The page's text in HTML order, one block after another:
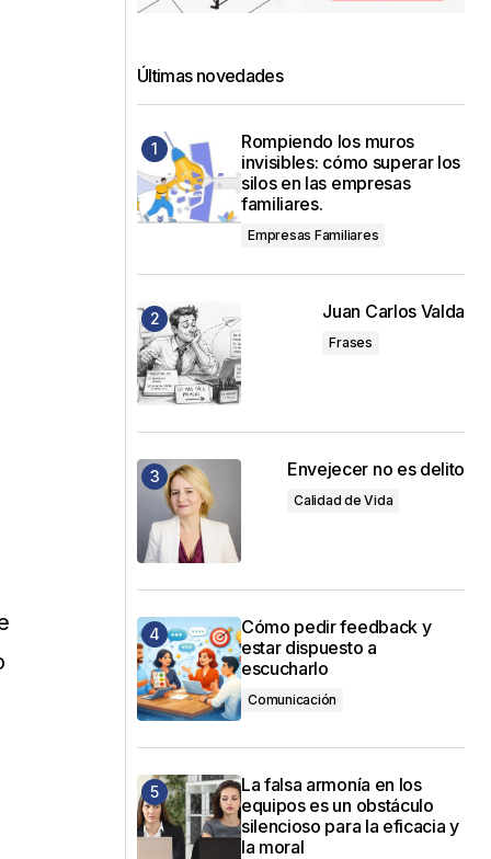
Últimas novedades
Rompiendo los muros
invisibles: cómo superar los
silos en las empresas
familiares.
Empresas Familiares
Juan Carlos Valda
Frases
Envejecer no es delito
Calidad de Vida
Cómo pedir feedback y
estar dispuesto a
escucharlo
Comunicación
La falsa armonía en los
equipos es un obstáculo
silencioso para la eficacia y
la moral